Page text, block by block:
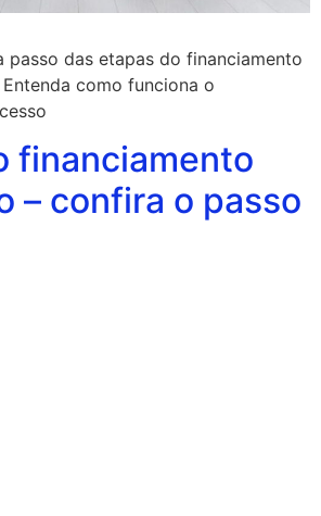
passo das etapas do financiamento
como funciona o
financiamento
– confira o passo